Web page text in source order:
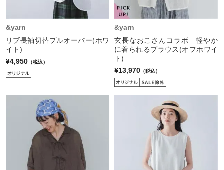
&yarn
リブ長袖切替プルオーバー(ホワ
イト)
¥4,950 （税込）
&yarn
玄長なおこさんコラボ 軽やか
に着られるブラウス(オフホワイ
ト)
¥13,970 （税込）